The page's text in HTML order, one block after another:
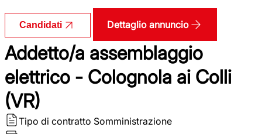
Candidati Dettaglio annuncio
Addetto/a assemblaggio
elettrico - Colognola ai Colli
(VR)
Tipo di contratto Somministrazione